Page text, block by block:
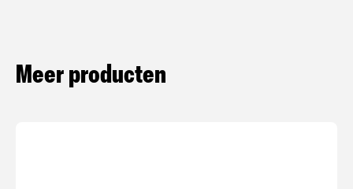
Meer producten